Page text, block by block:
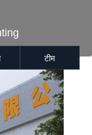
टीम